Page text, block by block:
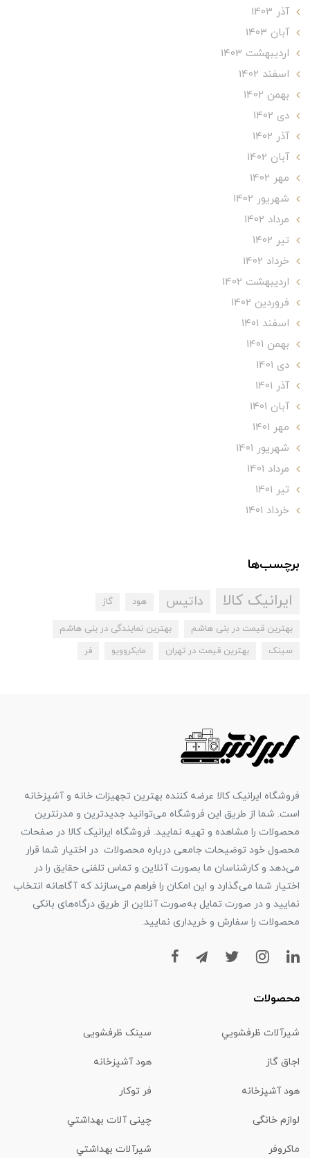
آذر 1403
آبان 1403
ارديبهشت 1403
اسفند 1402
بهمن 1402
دی 1402
آذر 1402
آبان 1402
مهر 1402
شهریور 1402
مرداد 1402
تير 1402
خرداد 1402
ارديبهشت 1402
فروردین 1402
اسفند 1401
بهمن 1401
دی 1401
آذر 1401
آبان 1401
مهر 1401
شهریور 1401
مرداد 1401
تير 1401
خرداد 1401
برچسب‌ها
ایرانیک کالا داتیس هود گاز
بهترین قیمت در بنی هاشم
بهترین نمایندگی در بنی هاشم
سینک
بهترین قیمت در تهران مایکروویو فر
فروشگاه ایرانیک کالا عرضه کننده بهترین تجهیزات خانه و آشپزخانه
است. شما از طریق این فروشگاه می‌توانید جدیدترین و مدرنترین
محصولات را مشاهده و تهیه نمایید. فروشگاه ایرانیک کالا در صفحات
محصول خود توضیحات جامعی درباره محصولات در اختیار شما قرار
می‌دهد و کارشناسان ما بصورت آنلاین و تماس تلفنی حقایق را در
اختیار شما می‌گذارد و این امکان را فراهم می‌سازند که آگاهانه انتخاب
نمایید و در صورت تمایل به‌صورت آنلاین از طریق درگاه‌های بانکی
محصولات را سفارش و خریداری نمایید.
محصولات
شیرآلات ظرفشويي سینک ظرفشویی
اجاق گاز هود آشپزخانه
هود آشپزخانه فر توکار
لوازم خانگی چینی آلات بهداشتي
ماكروفر شیرآلات بهداشتي